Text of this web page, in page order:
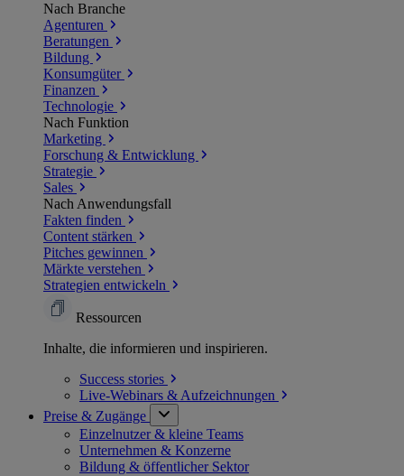
Nach Branche
Agenturen
Beratungen
Bildung
Konsumgüter
Finanzen
Technologie
Nach Funktion
Marketing
Forschung & Entwicklung
Strategie
Sales
Nach Anwendungsfall
Fakten finden
Content stärken
Pitches gewinnen
Märkte verstehen
Strategien entwickeln
Ressourcen
Inhalte, die informieren und inspirieren.
Success stories
Live-Webinars & Aufzeichnungen
Preise & Zugänge
Einzelnutzer & kleine Teams
Unternehmen & Konzerne
Bildung & öffentlicher Sektor